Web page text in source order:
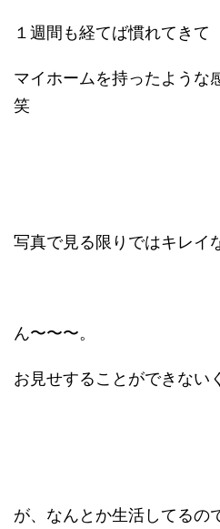
１週間も経てば慣れてきて
マイホームを持ったような
笑
写真で見る限りではキレイ
ん〜〜〜。
お見せすることができない
が、なんとか生活してるの